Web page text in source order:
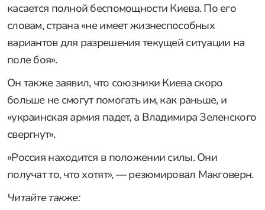
касается полной беспомощности Киева. По его
словам, страна «не имеет жизнеспособных
вариантов для разрешения текущей ситуации на
поле боя».
Он также заявил, что союзники Киева скоро
больше не смогут помогать им, как раньше, и
«украинская армия падет, а Владимира Зеленского
свергнут».
«Россия находится в положении силы. Они
получат то, что хотят», — резюмировал Макговерн.
Читайте также: